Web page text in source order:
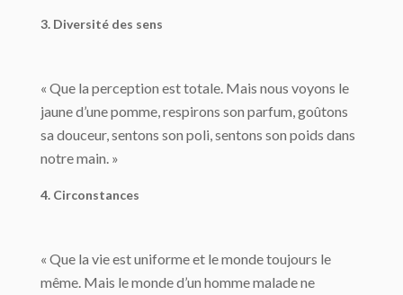
3. Diversité des sens
« Que la perception est totale. Mais nous voyons le
jaune d’une pomme, respirons son parfum, goûtons
sa douceur, sentons son poli, sentons son poids dans
notre main. »
4. Circonstances
« Que la vie est uniforme et le monde toujours le
même. Mais le monde d’un homme malade ne